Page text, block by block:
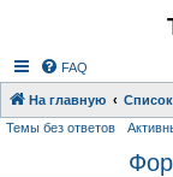
FAQ
На главную
Темы без ответов